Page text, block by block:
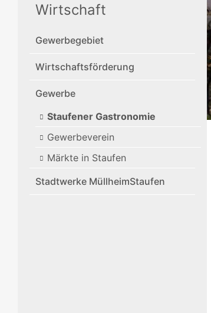
Wirtschaft
Gewerbegebiet
Wirtschaftsförderung
Gewerbe
Staufener Gastronomie
Gewerbeverein
Märkte in Staufen
Stadtwerke MüllheimStaufen